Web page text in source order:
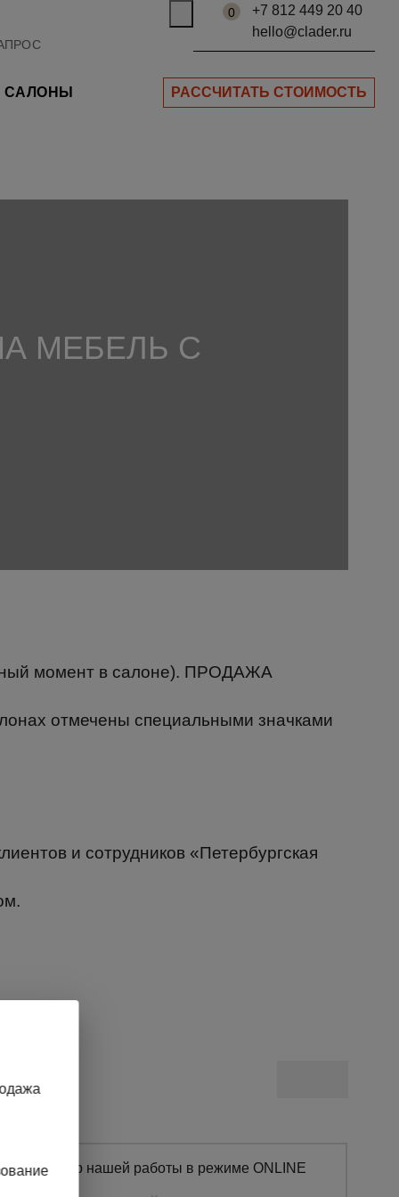
0
+7 812 449 20 40
hello@clader.ru
САЛОНЫ РАССЧИТАТЬ СТОИМОСТЬ
МЕБЕЛЬ С
момент в салоне). ПРОДАЖА
отмечены специальными значками
и сотрудников «Петербургская